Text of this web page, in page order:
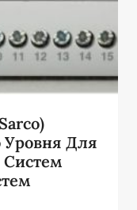
Уровня Для
Систем